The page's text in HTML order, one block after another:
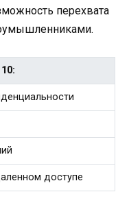
перехвата
доступе